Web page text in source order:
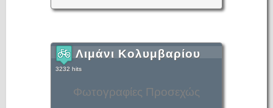
Φωτογραφίες Προσεχώς
Λιμάνι Κολυμβαρίου
3232 hits